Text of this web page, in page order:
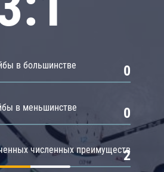
в большинстве 0
в меньшинстве 0
численных преимуществ
2